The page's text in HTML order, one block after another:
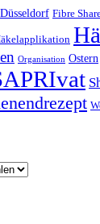
Düsseldorf Fibre
Organisation Ostern